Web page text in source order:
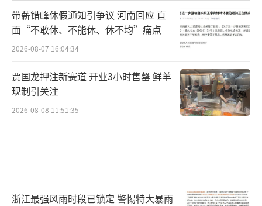
带薪错峰休假通知引争议 河南回应 直
面“不敢休、不能休、休不均”痛点
2026-08-07 16:04:34
贾国龙押注新赛道 开业3小时售罄 鲜羊
现制引关注
2026-08-08 11:51:35
浙江最强风雨时段已锁定 警惕特大暴雨